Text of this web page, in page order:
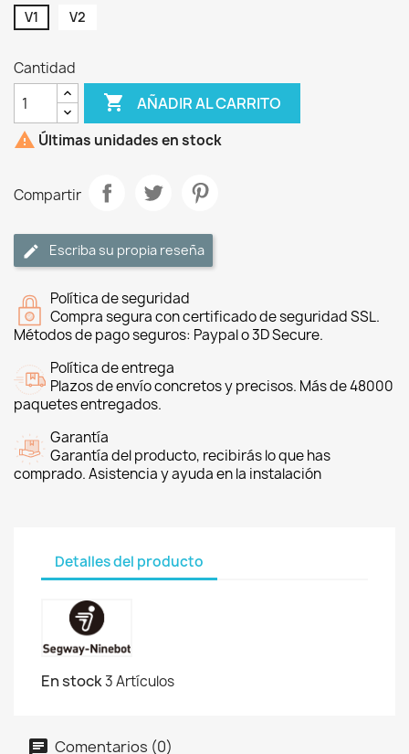
V1 V2
Cantidad
 AÑADIR AL CARRITO
 Últimas unidades en stock
Compartir
Escriba su propia reseña
Política de seguridad
Compra segura con certificado de seguridad SSL.
Métodos de pago seguros: Paypal o 3D Secure.
Política de entrega
Plazos de envío concretos y precisos. Más de 48000
paquetes entregados.
Garantía
Garantía del producto, recibirás lo que has
comprado. Asistencia y ayuda en la instalación
Detalles del producto
En stock3 Artículos
Comentarios (0)